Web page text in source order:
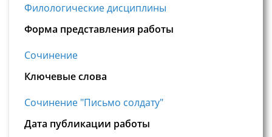
Филологические дисциплины
Форма представления работы
Сочинение
Ключевые слова
Сочинение "Письмо солдату"
Дата публикации работы